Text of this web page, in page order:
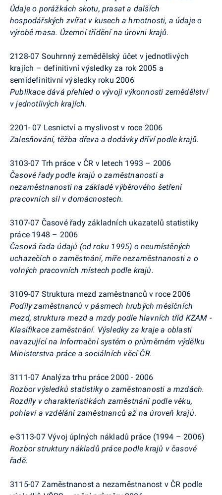
Údaje o porážkách skotu, prasat a dalších
hospodářských zvířat v kusech a hmotnosti, a údaje o
výrobě masa. Územní třídění na úrovni krajů.
2128-07 Souhrnný zemědělský účet v jednotlivých
krajích – definitivní výsledky za rok 2005 a
semidefinitivní výsledky roku 2006
Publikace dává přehled o vývoji výkonnosti zemědělství
v jednotlivých krajích.
2201- 07 Lesnictví a myslivost v roce 2006
Zalesňování, těžba dřeva a dodávky dříví podle krajů.
3103-07 Trh práce v ČR v letech 1993 – 2006
Časové řady podle krajů o zaměstnanosti a
nezaměstnanosti na základě výběrového šetření
pracovních sil v domácnostech.
3107-07 Časové řady základních ukazatelů statistiky
práce 1948 – 2006
Časová řada údajů (od roku 1995) o neumístěných
uchazečích o zaměstnání, míře nezaměstnanosti a o
volných pracovních místech podle krajů.
3109-07 Struktura mezd zaměstnanců v roce 2006
Podíly zaměstnanců v pásmech hrubých měsíčních
mezd, struktura mezd a mzdy podle hlavních tříd KZAM -
Klasifikace zaměstnání. Výsledky za kraje a oblasti
navazující na Informační systém o průměrném výdělku
Ministerstva práce a sociálních věcí ČR.
3111-07 Analýza trhu práce 2000 - 2006
Rozbor výsledků statistiky o zaměstnanosti a mzdách.
Rozdíly v charakteristikách zaměstnání podle věku,
pohlaví a vzdělání zaměstnanců až na úroveň krajů.
e-3113-07 Vývoj úplných nákladů práce (1994 – 2006)
Rozbor struktury nákladů práce podle krajů v časové
řadě.
3115-07 Zaměstnanost a nezaměstnanost v ČR podle